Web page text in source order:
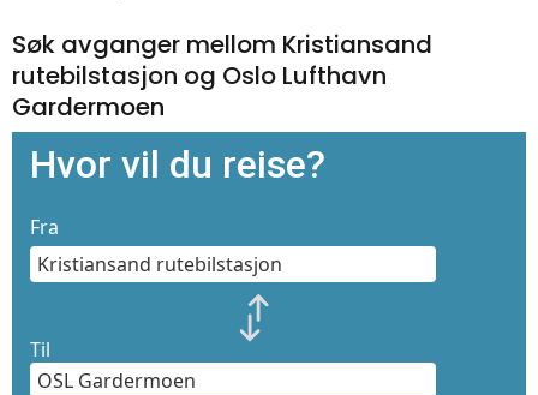
Søk avganger mellom Kristiansand
rutebilstasjon og Oslo Lufthavn
Gardermoen
Hvor vil du reise?
Fra
Til